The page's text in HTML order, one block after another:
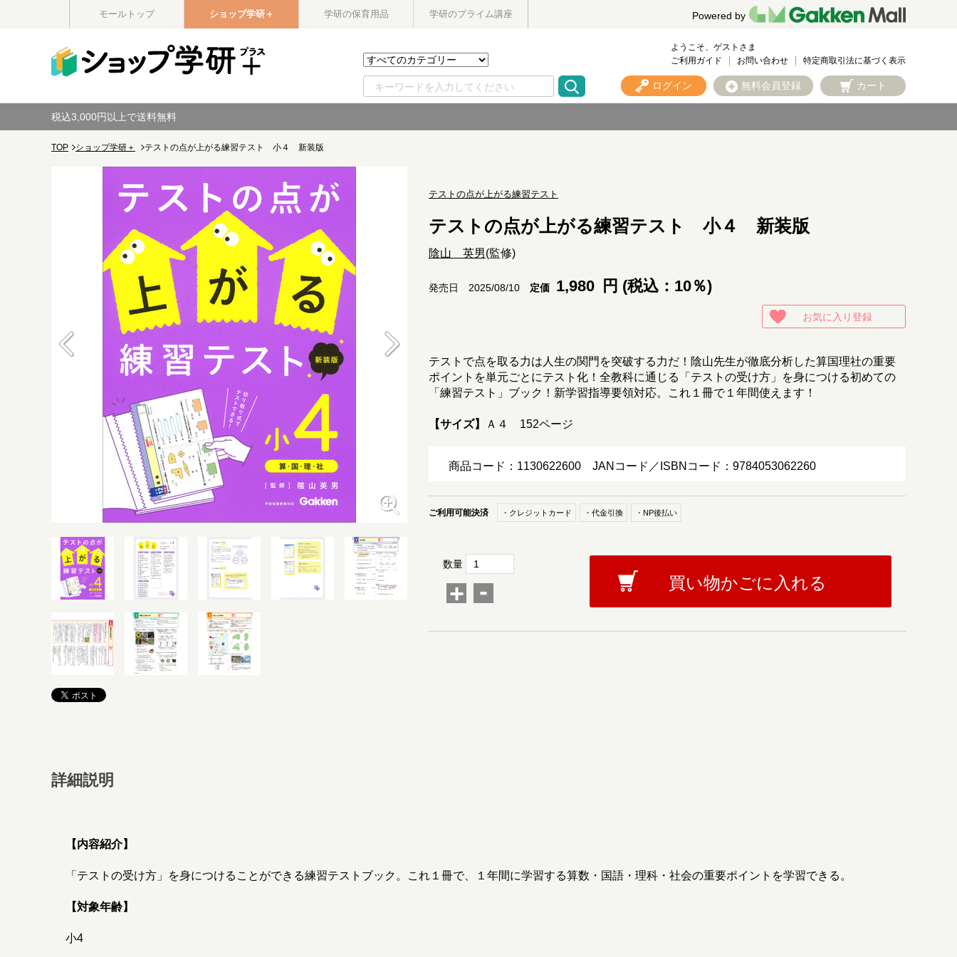
モールトップ ショップ学研＋ 学研の保育用品 学研のプライム講座 Powered by
ようこそ、ゲストさま
ご利用ガイド
お問い合わせ 特定商取引法に基づく表示
ログイン 無料会員登録 カート
税込3,000円以上で送料無料
TOP ショップ学研＋ テストの点が上がる練習テスト 小４ 新装版
テストの点が上がる練習テスト
テストの点が上がる練習テスト 小４ 新装版
陰山 英男(監修)
発売日 2025/08/10 定価 1,980 円 (税込：10％)
お気に入り登録
テストで点を取る力は人生の関門を突破する力だ！陰山先生が徹底分析した算国理社の重要
ポイントを単元ごとにテスト化！全教科に通じる「テストの受け方」を身につける初めての
「練習テスト」ブック！新学習指導要領対応。これ１冊で１年間使えます！
【サイズ】 Ａ４ 152ページ
商品コード：1130622600 JANコード／ISBNコード：9784053062260
ご利用可能決済 ・クレジットカード ・代金引換 ・NP後払い
数量
+ - 買い物かごに入れる
詳細説明
【内容紹介】
「テストの受け方」を身につけることができる練習テストブック。これ１冊で、１年間に学習する算数・国語・理科・社会の重要ポイントを学習できる。
【対象年齢】
小4